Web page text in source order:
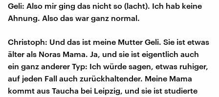
Geli: Also mir ging das nicht so (lacht). Ich hab keine
Ahnung. Also das war ganz normal.
Christoph: Und das ist meine Mutter Geli. Sie ist etwas
älter als Noras Mama. Ja, und sie ist eigentlich auch
ein ganz anderer Typ: Ich würde sagen, etwas ruhiger,
auf jeden Fall auch zurückhaltender. Meine Mama
kommt aus Taucha bei Leipzig, und sie ist studierte